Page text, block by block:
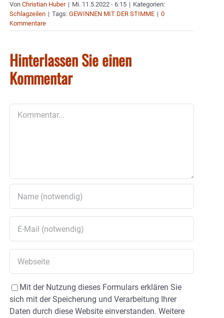
Von Christian Huber | Mi. 11.5.2022 - 6:15 | Kategorien:
Schlagzeilen | Tags: GEWINNEN MIT DER STIMME | 0
Kommentare
Hinterlassen Sie einen
Kommentar
Mit der Nutzung dieses Formulars erklären Sie
sich mit der Speicherung und Verarbeitung Ihrer
Daten durch diese Website einverstanden. Weitere